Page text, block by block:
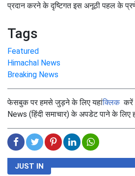
प्रदान करने के दृष्टिगत इस अनूठी पहल के
Tags
Featured
Himachal News
Breaking News
फेसबुक पर हमसे जुड़ने के लिए यहांक्लिककरें।
News (हिंदी समाचार) के अपडेट पाने के लिए
JUST IN